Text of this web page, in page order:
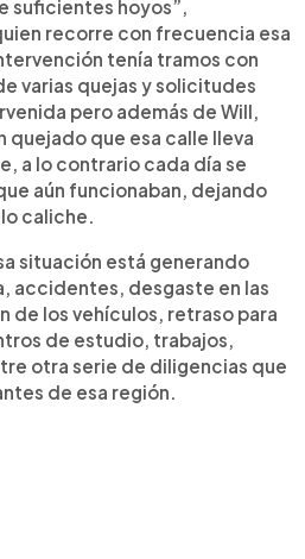
suficientes hoyos”,
recorre con frecuencia esa
tenía tramos con
varias quejas y solicitudes
pero además de Will,
quejado que esa calle lleva
a lo contrario cada día se
aún funcionaban, dejando
caliche.
situación está generando
accidentes, desgaste en las
de los vehículos, retraso para
de estudio, trabajos,
otra serie de diligencias que
de esa región.